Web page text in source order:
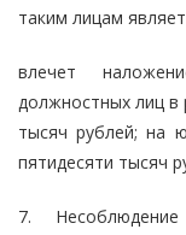
таким лицам
влечет
должностных лиц в
тысяч рублей; на
пятидесяти тысяч
7.